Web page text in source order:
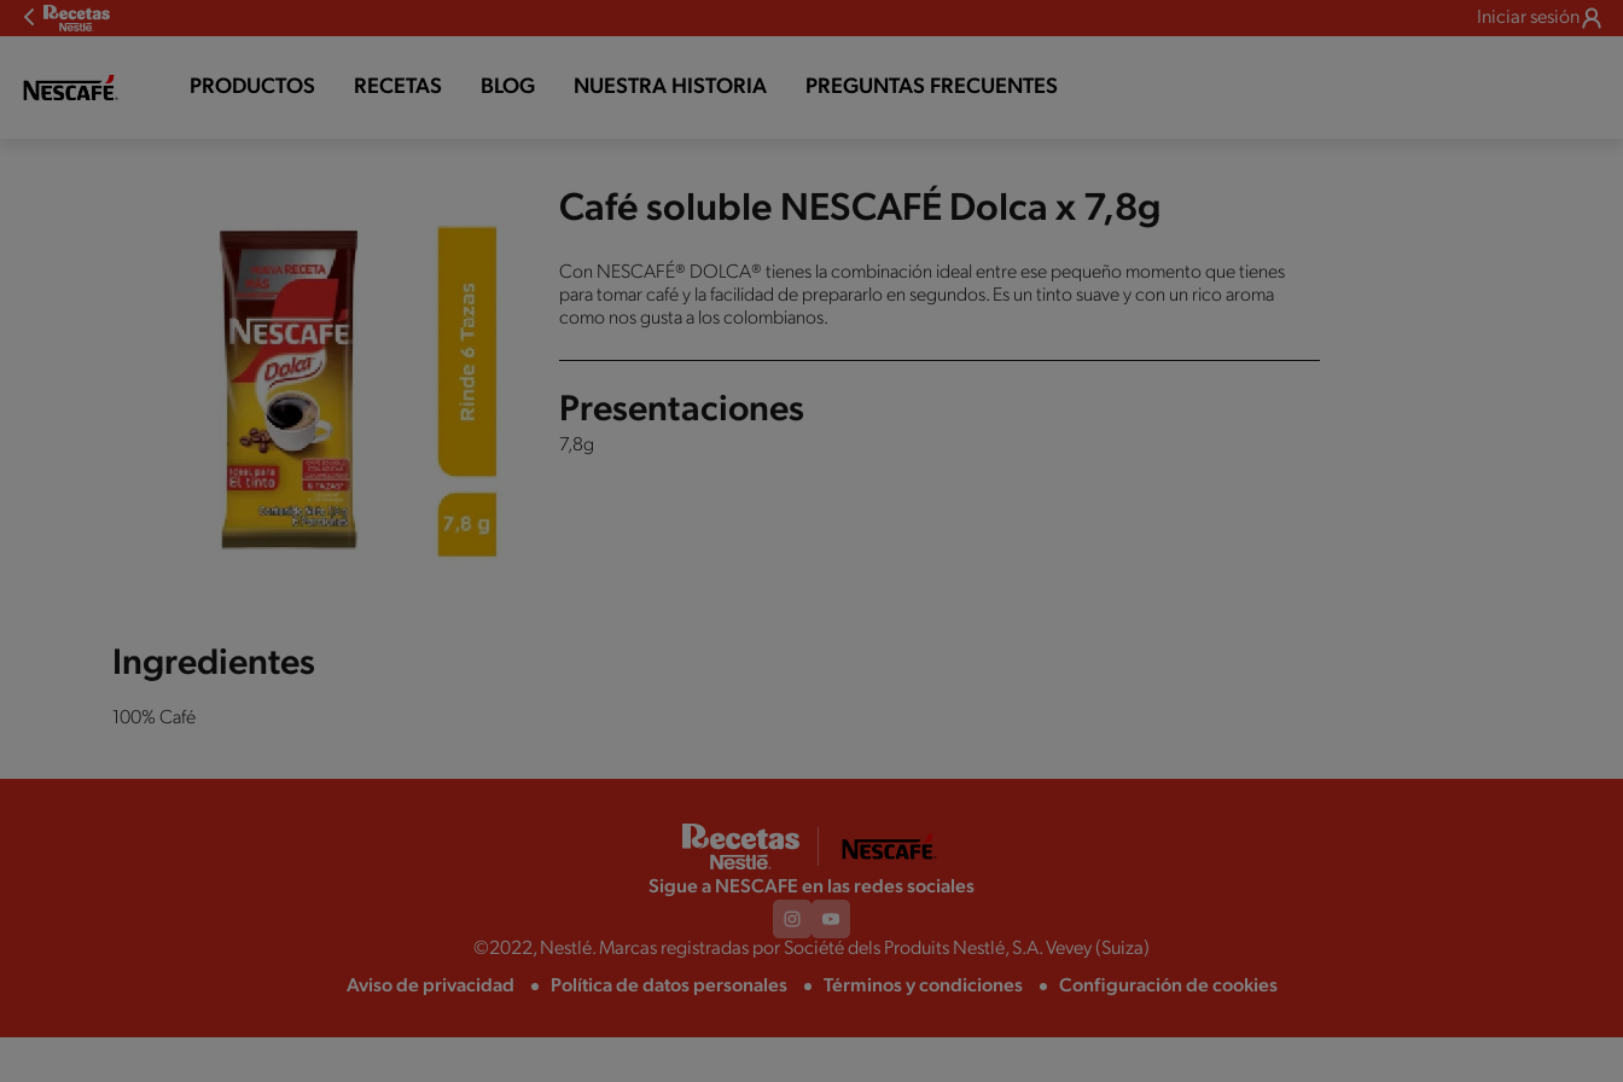
Iniciar sesión
PRODUCTOS RECETAS BLOG NUESTRA HISTORIA PREGUNTAS FRECUENTES
Café soluble NESCAFÉ Dolca x 7,8g
Con NESCAFÉ® DOLCA® tienes la combinación ideal entre ese pequeño momento que tienes
para tomar café y la facilidad de prepararlo en segundos. Es un tinto suave y con un rico aroma
como nos gusta a los colombianos.
Presentaciones
7,8g
Ingredientes
100% Café
Sigue a NESCAFE en las redes sociales
©2022, Nestlé. Marcas registradas por Société dels Produits Nestlé, S.A. Vevey (Suiza)
Aviso de privacidad
Política de datos personales Términos y condiciones Configuración de cookies